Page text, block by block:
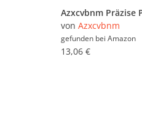
von Azxcvbnm
gefunden bei Amazon
13,06 €